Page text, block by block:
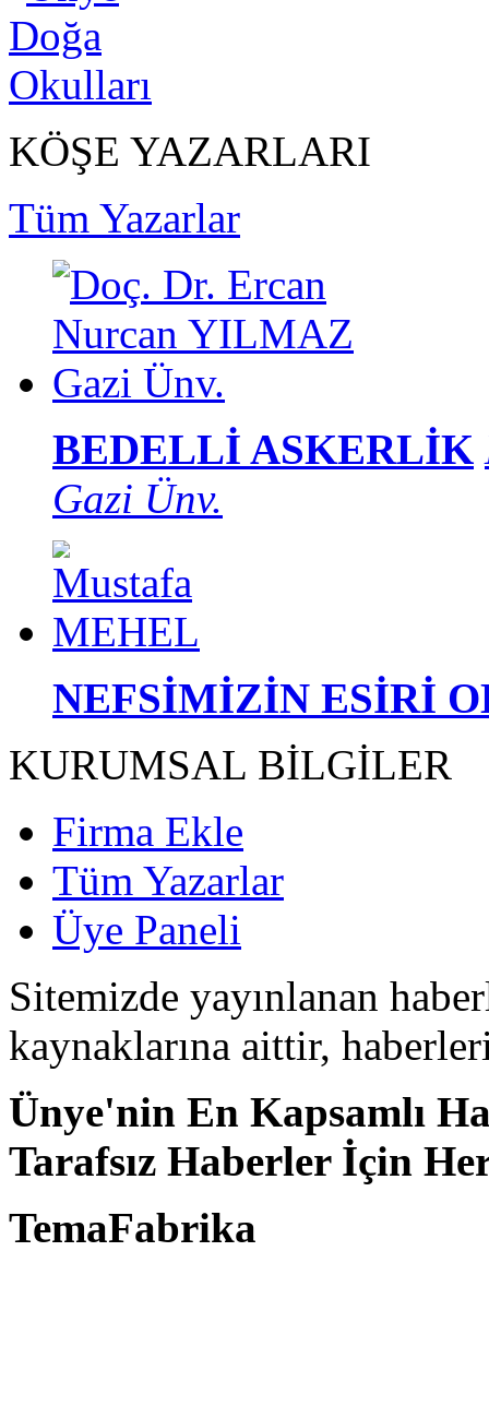
KÖŞE YAZARLARI
Tüm Yazarlar
BEDELLİ ASKERLİK
Gazi Ünv.
NEFSİMİZİN ESİRİ
KURUMSAL BİLGİLER
Firma Ekle
Tüm Yazarlar
Üye Paneli
Sitemizde yayınlanan
kaynaklarına aittir,
Ünye'nin En Kapsamlı
Tarafsız Haberler İçin
TemaFabrika